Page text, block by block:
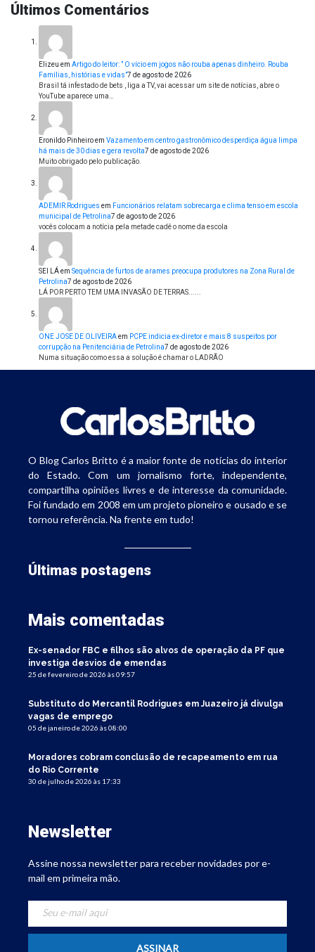
Últimos Comentários
Elizeu em Artigo do leitor: ” O vício em jogos não rouba apenas dinheiro. Rouba
Famílias, histórias e vidas”7 de agosto de 2026
Brasil tá infestado de bets , liga a TV, vai acessar um site de notícias, abre o
YouTube aparece uma…
Eronildo Pinheiroem Vazamento em centro gastronômico desperdiça água limpa
há mais de 30 dias e gera revolta7 de agosto de 2026
Muito obrigado pelo publicação.
ADEMIR Rodrigues em Funcionários relatam sobrecarga e clima tenso em escola
municipal de Petrolina7 de agosto de 2026
vocês colocam a notícia pela metade cadê o nome da escola
SEI LÁem Sequência de furtos de arames preocupa produtores na Zona Rural de
Petrolina7 de agosto de 2026
LÁ POR PERTO TEM UMA INVASÃO DE TERRAS......
ONE JOSE DE OLIVEIRAem PCPE indicia ex-diretor e mais 8 suspeitos por
corrupção na Penitenciária de Petrolina7 de agosto de 2026
Numa situação como essa a solução é chamar o LADRÃO
O Blog Carlos Britto é a maior fonte de notícias do interior
do Estado. Com um jornalismo forte, independente,
compartilha opiniões livres e de interesse da comunidade.
Foi fundado em 2008 em um projeto pioneiro e ousado e se
tornou referência. Na frente em tudo!
Últimas postagens
Mais comentadas
Ex-senador FBC e filhos são alvos de operação da PF que
investiga desvios de emendas
25 de fevereiro de 2026 às 09:57
Substituto do Mercantil Rodrigues em Juazeiro já divulga
vagas de emprego
05 de janeiro de 2026 às 08:00
Moradores cobram conclusão de recapeamento em rua
do Rio Corrente
30 de julho de 2026 às 17:33
Newsletter
Assine nossa newsletter para receber novidades por e-
mail em primeira mão.